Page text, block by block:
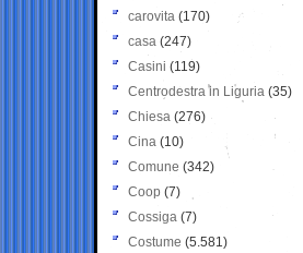
carovita (170)
casa (247)
Casini (119)
Centrodestra in Liguria (35)
Chiesa (276)
Cina (10)
Comune (342)
Coop (7)
Cossiga (7)
Costume (5.581)